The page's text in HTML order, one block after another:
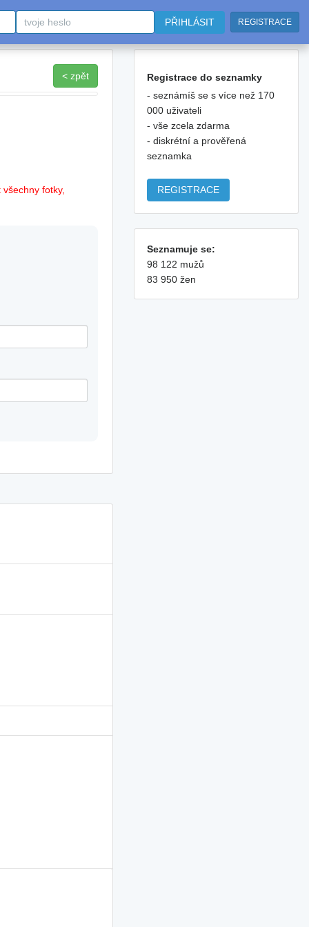
PŘIHLÁSIT REGISTRACE
< zpět
fotky,
Registrace do seznamky
- seznámíš se s více než 170
000 uživateli
- vše zcela zdarma
- diskrétní a prověřená
seznamka
REGISTRACE
Seznamuje se:
98 122 mužů
83 950 žen